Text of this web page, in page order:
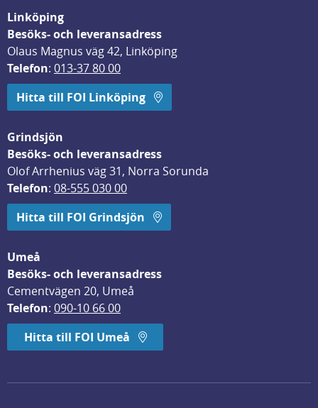
Linköping
Besöks- och leveransadress
Olaus Magnus väg 42, Linköping
Telefon: 013-37 80 00
Hitta till FOI Linköping
Grindsjön
Besöks- och leveransadress
Olof Arrhenius väg 31, Norra Sorunda
Telefon: 08-555 030 00
Hitta till FOI Grindsjön
Umeå
Besöks- och leveransadress
Cementvägen 20, Umeå
Telefon: 090-10 66 00
Hitta till FOI Umeå